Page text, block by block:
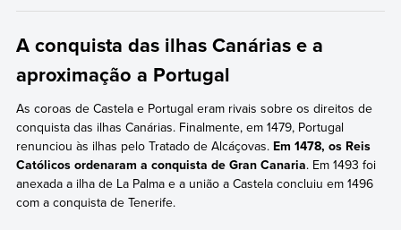
A conquista das ilhas Canárias e a
aproximação a Portugal
As coroas de Castela e Portugal eram rivais sobre os direitos de
conquista das ilhas Canárias. Finalmente, em 1479, Portugal
renunciou às ilhas pelo Tratado de Alcáçovas.Em 1478, os Reis
Católicos ordenaram a conquista de Gran Canaria. Em 1493 foi
anexada a ilha de La Palma e a união a Castela concluiu em 1496
com a conquista de Tenerife.